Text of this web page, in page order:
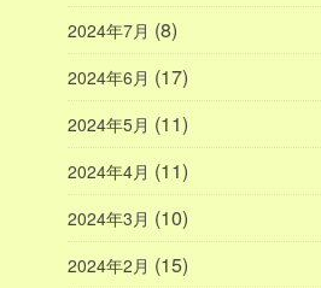
2024年7月 (8)
2024年6月 (17)
2024年5月 (11)
2024年4月 (11)
2024年3月 (10)
2024年2月 (15)